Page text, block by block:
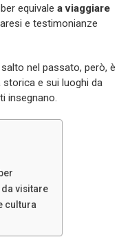
equivale a viaggiare
e testimonianze
nel passato, però, è
storica e sui luoghi da
insegnano.
da visitare
cultura